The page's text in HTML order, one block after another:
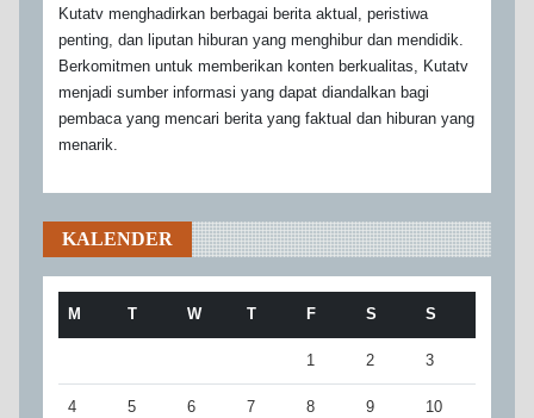
Kutatv menghadirkan berbagai berita aktual, peristiwa
penting, dan liputan hiburan yang menghibur dan mendidik.
Berkomitmen untuk memberikan konten berkualitas, Kutatv
menjadi sumber informasi yang dapat diandalkan bagi
pembaca yang mencari berita yang faktual dan hiburan yang
menarik.
KALENDER
M T W T F S S
1 2 3
4 5 6 7 8 9 10